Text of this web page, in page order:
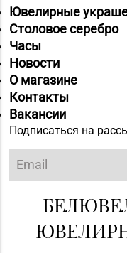
Ювелирные
Столовое серебро
Часы
Новости
О магазине
Контакты
Вакансии
Подписаться на